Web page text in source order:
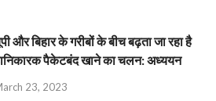
और बिहार के गरीबों के बीच बढ़ता जा रहा है
पैकेटबंद खाने का चलन: अध्ययन
23, 2023